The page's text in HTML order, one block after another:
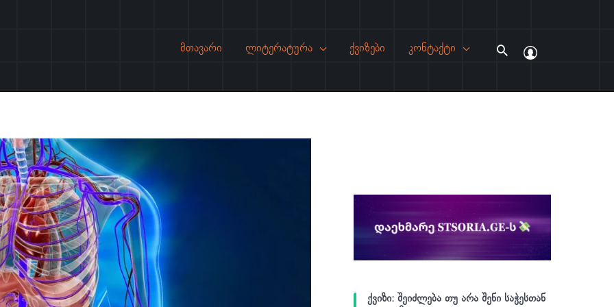
მთავარი ლიტერატურა ქვიზები კონტაქტი Search
ქვიზი: შეიძლება თუ არა შენი საჭესთან